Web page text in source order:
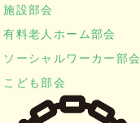
施設部会
有料老人ホーム部会
ソーシャルワーカー部会
こども部会